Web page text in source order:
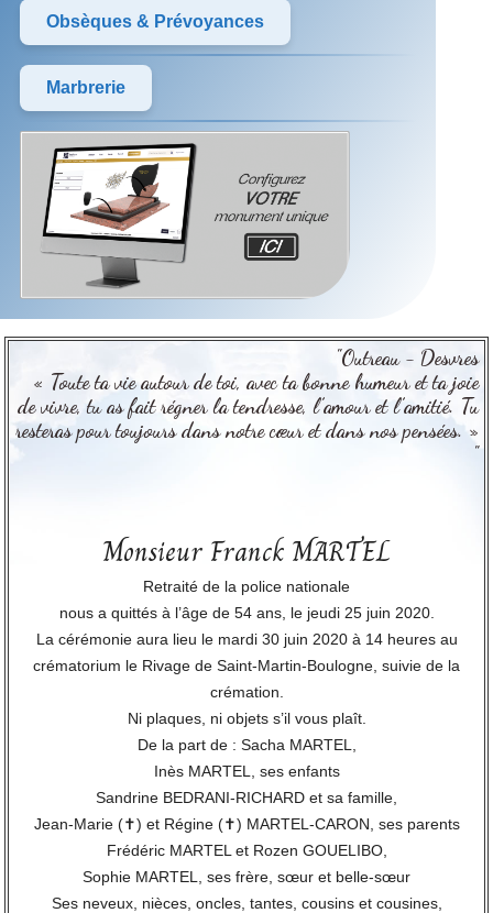
Obsèques & Prévoyances
Marbrerie
"Outreau - Desvres
« Toute ta vie autour de toi, avec ta bonne humeur et ta joie
de vivre, tu as fait régner la tendresse, l’amour et l’amitié. Tu
resteras pour toujours dans notre cœur et dans nos pensées. »
"
Monsieur Franck MARTEL
Retraité de la police nationale
nous a quittés à l’âge de 54 ans, le jeudi 25 juin 2020.
La cérémonie aura lieu le mardi 30 juin 2020 à 14 heures au
crématorium le Rivage de Saint-Martin-Boulogne, suivie de la
crémation.
Ni plaques, ni objets s’il vous plaît.
De la part de : Sacha MARTEL,
Inès MARTEL, ses enfants
Sandrine BEDRANI-RICHARD et sa famille,
Jean-Marie (✝) et Régine (✝) MARTEL-CARON, ses parents
Frédéric MARTEL et Rozen GOUELIBO,
Sophie MARTEL, ses frère, sœur et belle-sœur
Ses neveux, nièces, oncles, tantes, cousins et cousines,